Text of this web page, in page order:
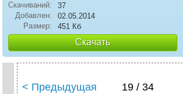
Скачиваний:
37
Добавлен:
02.05.2014
Размер:
451 Кб
Скачать
< Предыдущая 19 / 34